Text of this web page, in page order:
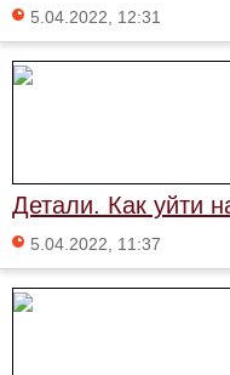
5.04.2022, 12:31
Детали. Как уйти
5.04.2022, 11:37